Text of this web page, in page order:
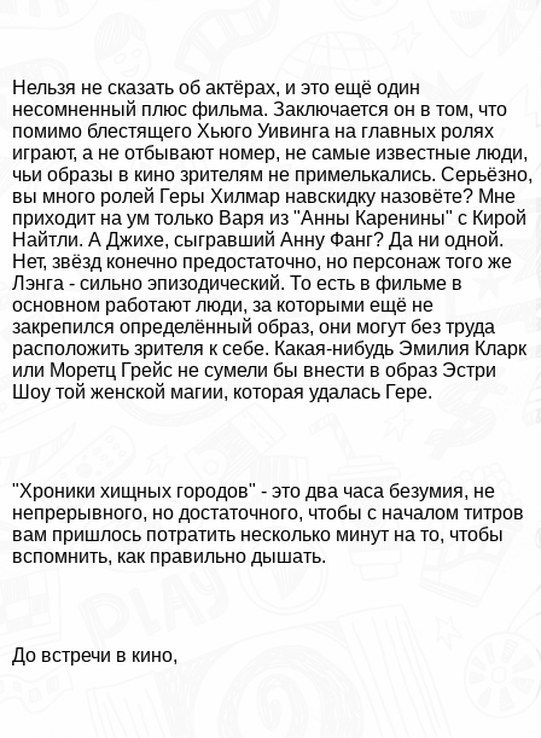
Нельзя не сказать об актёрах, и это ещё один
несомненный плюс фильма. Заключается он в том, что
помимо блестящего Хьюго Уивинга на главных ролях
играют, а не отбывают номер, не самые известные люди,
чьи образы в кино зрителям не примелькались. Серьёзно,
вы много ролей Геры Хилмар навскидку назовёте? Мне
приходит на ум только Варя из "Анны Каренины" с Кирой
Найтли. А Джихе, сыгравший Анну Фанг? Да ни одной.
Нет, звёзд конечно предостаточно, но персонаж того же
Лэнга - сильно эпизодический. То есть в фильме в
основном работают люди, за которыми ещё не
закрепился определённый образ, они могут без труда
расположить зрителя к себе. Какая-нибудь Эмилия Кларк
или Моретц Грейс не сумели бы внести в образ Эстри
Шоу той женской магии, которая удалась Гере.
"Хроники хищных городов" - это два часа безумия, не
непрерывного, но достаточного, чтобы с началом титров
вам пришлось потратить несколько минут на то, чтобы
вспомнить, как правильно дышать.
До встречи в кино,